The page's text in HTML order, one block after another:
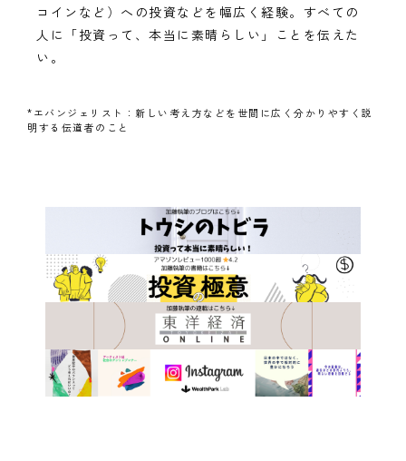
コインなど）への投資などを幅広く経験。すべての
人に「投資って、本当に素晴らしい」ことを伝えた
い。
*エバンジェリスト：新しい考え方などを世間に広く分かりやすく説
明する伝道者のこと